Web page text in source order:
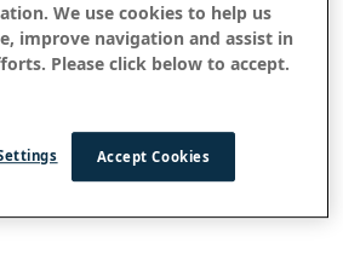
ルにとって不可欠です。旅行は冒険を
を強め、家に戻った後もずっと楽しみ
の一生を追加します。そして、この待
あなたの
のための完璧なロ
するためのいくつかのお気に入りのヒ
We use cookies to help us
improve navigation and assist in
Please click below to accept.
Accept Cookies